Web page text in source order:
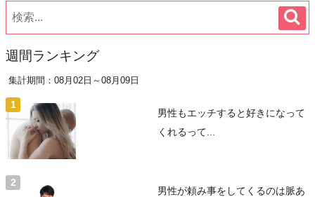
週間ランキング
集計期間：08月02日～08月09日
男性もエッチすると好きになって
くれるって...
男性が頼み事をしてくるのは脈あ